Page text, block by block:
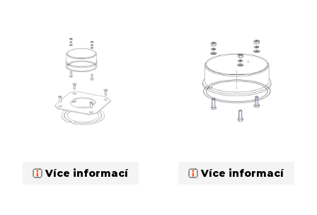
Více informací Více informací